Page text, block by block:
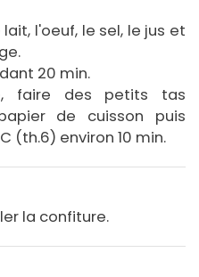
l'oeuf, le sel, le jus et
20 min.
faire des petits tas
de cuisson puis
(th.6) environ 10 min.
la confiture.